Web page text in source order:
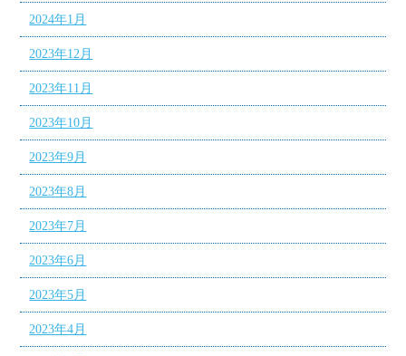
2024年1月
2023年12月
2023年11月
2023年10月
2023年9月
2023年8月
2023年7月
2023年6月
2023年5月
2023年4月